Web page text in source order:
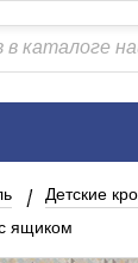
Детские
ящиком